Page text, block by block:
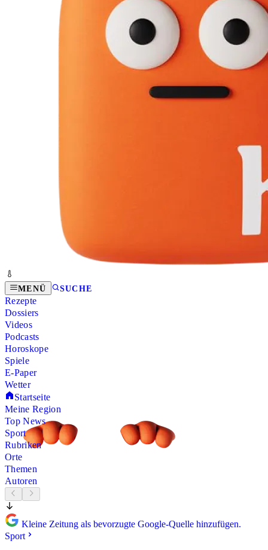
MENÜ SUCHE
Rezepte
Dossiers
Videos
Podcasts
Horoskope
Spiele
E-Paper
Wetter
Startseite
Meine Region
Top News
Sport
Rubriken
Orte
Themen
Autoren
Kleine Zeitung als bevorzugte Google-Quelle hinzufügen.
Sport